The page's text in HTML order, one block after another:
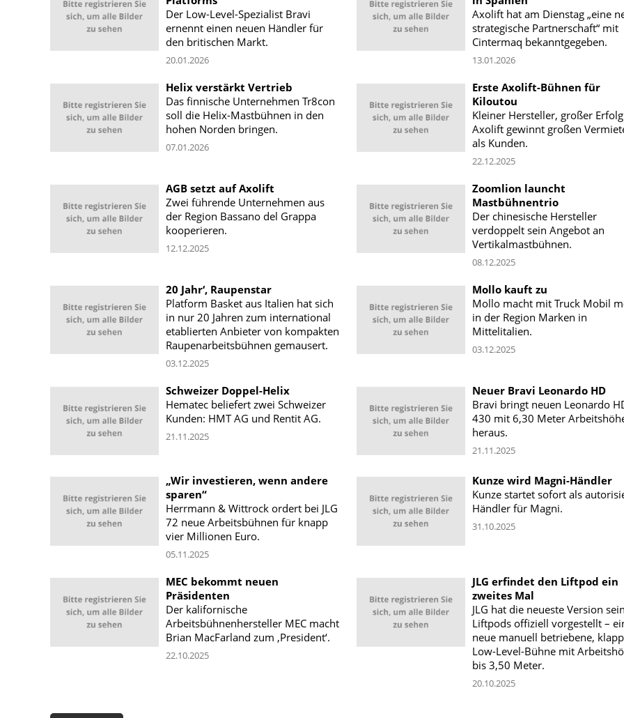
Der Low-Level-Spezialist Bravi
ernennt einen neuen Händler für
den britischen Markt.
20.01.2026
Axolift hat am Dienstag „eine
strategische Partnerschaft“ mit
Cintermaq bekanntgegeben.
13.01.2026
Helix verstärkt Vertrieb
Das finnische Unternehmen Tr8con
soll die Helix-Mastbühnen in den
hohen Norden bringen.
07.01.2026
Erste Axolift-Bühnen für
Kiloutou
Kleiner Hersteller, großer
Axolift gewinnt großen
als Kunden.
22.12.2025
AGB setzt auf Axolift
Zwei führende Unternehmen aus
der Region Bassano del Grappa
kooperieren.
12.12.2025
Zoomlion launcht
Mastbühnentrio
Der chinesische Hersteller
verdoppelt sein Angebot an
Vertikalmastbühnen.
08.12.2025
20 Jahr‘, Raupenstar
Platform Basket aus Italien hat sich
in nur 20 Jahren zum international
etablierten Anbieter von kompakten
Raupenarbeitsbühnen gemausert.
03.12.2025
Mollo kauft zu
Mollo macht mit Truck Mobil
in der Region Marken in
Mittelitalien.
03.12.2025
Schweizer Doppel-Helix
Hematec beliefert zwei Schweizer
Kunden: HMT AG und Rentit AG.
21.11.2025
Neuer Bravi Leonardo HD
Bravi bringt neuen Leonardo
430 mit 6,30 Meter
heraus.
21.11.2025
„Wir investieren, wenn andere
sparen“
Herrmann & Wittrock ordert bei JLG
72 neue Arbeitsbühnen für knapp
vier Millionen Euro.
05.11.2025
Kunze wird Magni-Händler
Kunze startet sofort als
Händler für Magni.
31.10.2025
MEC bekommt neuen
Präsidenten
Der kalifornische
Arbeitsbühnenhersteller MEC macht
Brian MacFarland zum ‚President‘.
22.10.2025
JLG erfindet den Liftpod ein
zweites Mal
JLG hat die neueste Version
Liftpods offiziell vorgestellt –
neue manuell betriebene,
Low-Level-Bühne mit
bis 3,50 Meter.
20.10.2025